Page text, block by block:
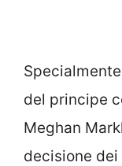
del principe
Meghan
decisione